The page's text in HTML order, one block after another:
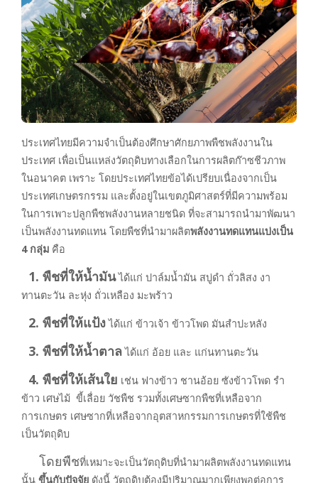
ประเทศไทยมีความจำเป็นต้องศึกษาศักยภาพพืชพลังงานใน
ประเทศ เพื่อเป็นแหล่งวัตถุดิบทางเลือกในการผลิตก๊าซชีวภาพ
ในอนาคต เพราะ โดยประเทศไทยข้อได้เปรียบเนื่องจากเป็น
ประเทศเกษตรกรรม และตั้งอยู่ในเขตภูมิศาสตร์ที่มีความพร้อม
ในการเพาะปลูกพืชพลังงานหลายชนิด ที่จะสามารถนำมาพัฒนา
เป็นพลังงานทดแทน โดยพืชที่นำมาผลิตพลังงานทดแทนแบ่งเป็น
4 กลุ่ม คือ
1. พืชที่ให้น้ำมันได้แก่ ปาล์มน้ำมัน สบู่ดำ ถั่วลิสง งา
ทานตะวัน ละหุ่ง ถั่วเหลือง มะพร้าว
2. พืชที่ให้แป้ง ได้แก่ ข้าวเจ้า ข้าวโพด มันสำปะหลัง
3. พืชที่ให้น้ำตาล ได้แก่ อ้อย และ แก่นทานตะวัน
4. พืชที่ให้เส้นใย เช่น ฟางข้าว ชานอ้อย ซังข้าวโพด รำ
ข้าว เศษไม้ ขี้เลื่อย วัชพืช รวมทั้งเศษซากพืชที่เหลือจาก
การเกษตร เศษซากที่เหลือจากอุตสาหกรรมการเกษตรที่ใช้พืช
เป็นวัตถุดิบ
โดยพืชที่เหมาะจะเป็นวัตถุดิบที่นำมาผลิตพลังงานทดแทน
นั้น ขึ้นกับปัจจัย ดังนี้ วัตถุดิบต้องมีปริมาณมากเพียงพอต่อการ